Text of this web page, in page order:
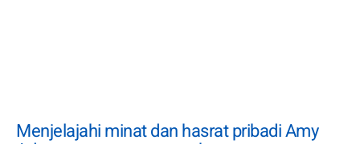
Menjelajahi minat dan hasrat pribadi Amy